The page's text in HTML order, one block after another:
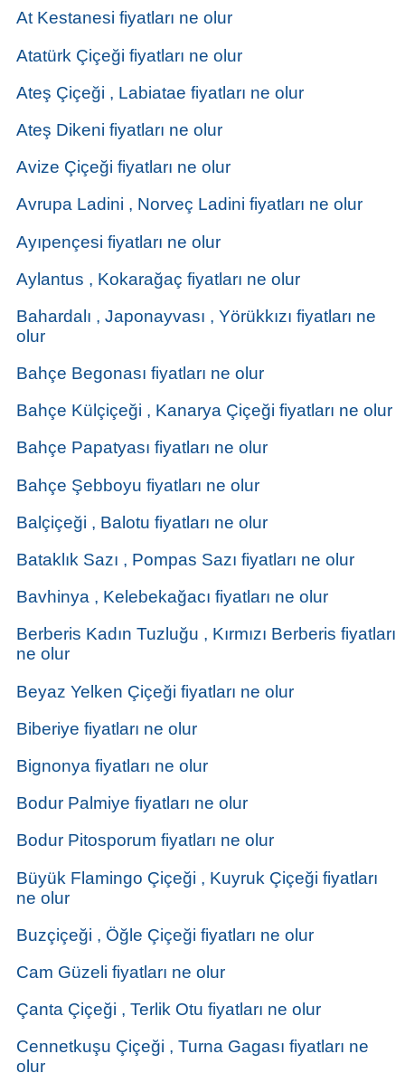
At Kestanesi fiyatları ne olur
Atatürk Çiçeği fiyatları ne olur
Ateş Çiçeği , Labiatae fiyatları ne olur
Ateş Dikeni fiyatları ne olur
Avize Çiçeği fiyatları ne olur
Avrupa Ladini , Norveç Ladini fiyatları ne olur
Ayıpençesi fiyatları ne olur
Aylantus , Kokarağaç fiyatları ne olur
Bahardalı , Japonayvası , Yörükkızı fiyatları ne
olur
Bahçe Begonası fiyatları ne olur
Bahçe Külçiçeği , Kanarya Çiçeği fiyatları ne olur
Bahçe Papatyası fiyatları ne olur
Bahçe Şebboyu fiyatları ne olur
Balçiçeği , Balotu fiyatları ne olur
Bataklık Sazı , Pompas Sazı fiyatları ne olur
Bavhinya , Kelebekağacı fiyatları ne olur
Berberis Kadın Tuzluğu , Kırmızı Berberis fiyatları
ne olur
Beyaz Yelken Çiçeği fiyatları ne olur
Biberiye fiyatları ne olur
Bignonya fiyatları ne olur
Bodur Palmiye fiyatları ne olur
Bodur Pitosporum fiyatları ne olur
Büyük Flamingo Çiçeği , Kuyruk Çiçeği fiyatları
ne olur
Buzçiçeği , Öğle Çiçeği fiyatları ne olur
Cam Güzeli fiyatları ne olur
Çanta Çiçeği , Terlik Otu fiyatları ne olur
Cennetkuşu Çiçeği , Turna Gagası fiyatları ne
olur